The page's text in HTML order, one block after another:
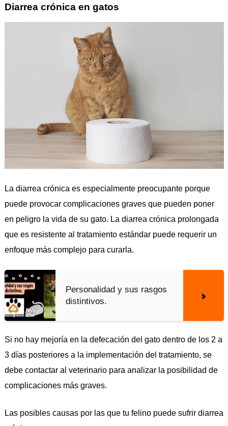
Diarrea crónica en gatos
La diarrea crónica es especialmente preocupante porque
puede provocar complicaciones graves que pueden poner
en peligro la vida de su gato. La diarrea crónica prolongada
que es resistente al tratamiento estándar puede requerir un
enfoque más complejo para curarla.
Personalidad y sus rasgos
distintivos.
Si no hay mejoría en la defecación del gato dentro de los 2 a
3 días posteriores a la implementación del tratamiento, se
debe contactar al veterinario para analizar la posibilidad de
complicaciones más graves.
Las posibles causas por las que tu felino puede sufrir diarrea